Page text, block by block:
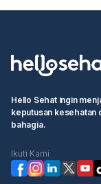
Hello Sehat ingin
keputusan kesehatan
bahagia.
Ikuti Kami